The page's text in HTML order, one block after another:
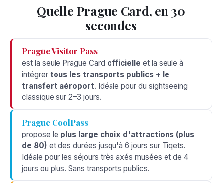
Quelle Prague Card, en 30
secondes
Prague Visitor Pass
est la seule Prague Card officielle et la seule à
intégrer tous les transports publics + le
transfert aéroport. Idéale pour du sightseeing
classique sur 2–3 jours.
Prague CoolPass
propose le plus large choix d'attractions (plus
de 80) et des durées jusqu'à 6 jours sur Tiqets.
Idéale pour les séjours très axés musées et de 4
jours ou plus. Sans transports publics.